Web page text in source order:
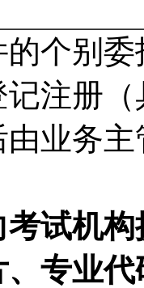
个别
注册
业务
试机构
专业